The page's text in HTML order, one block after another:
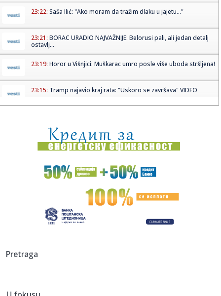
23:22: Saša Ilić: "Ako moram da tražim dlaku u jajetu..."
23:21: BORAC URADIO NAJVAŽNIJE: Belorusi pali, ali jedan detalj
ostavlj...
23:19: Horor u Višnjici: Muškarac umro posle više uboda stršljena!
23:15: Tramp najavio kraj rata: "Uskoro se završava" VIDEO
23:13:PARTIZAN RAZBIO TOBOL I OTVORIO VRATA PLEJ-OFA:
Humskom odjekival...
23:12:Dunav testira energetsku stabilnost regiona
Saša Ilić se obraća posle meča sa Tobolom
23:02:Minimalac dominantne Rijeke, šok za Škendiju na Ostrvu
Pretraga